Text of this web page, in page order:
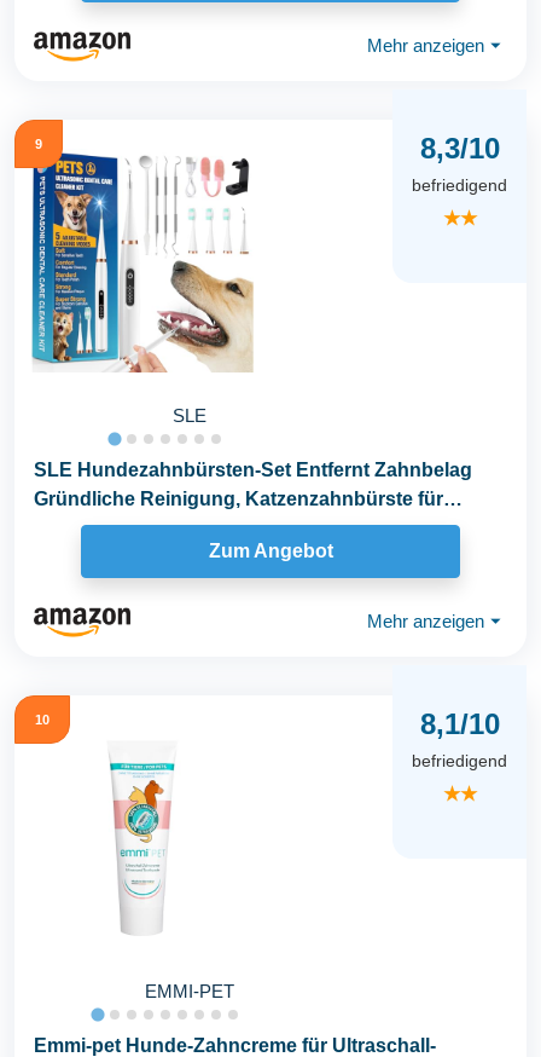
Mehr anzeigen ⏷
9
SLE
8,3/10
befriedigend
★★
SLE Hundezahnbürsten-Set Entfernt Zahnbelag
Gründliche Reinigung, Katzenzahnbürste für
Hunde...
Zum Angebot
Mehr anzeigen ⏷
10
EMMI-PET
8,1/10
befriedigend
★★
Emmi-pet Hunde-Zahncreme für Ultraschall-